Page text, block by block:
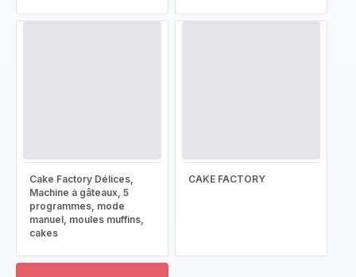
Cake Factory Délices,
Machine à gâteaux, 5
programmes, mode
manuel, moules muffins,
cakes
CAKE FACTORY